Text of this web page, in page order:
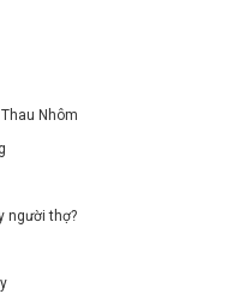
Nhôm
người thợ?